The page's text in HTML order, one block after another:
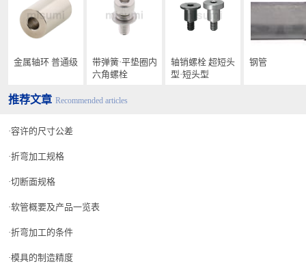
1.2 －
1.6
2.3
2.0
6.0
金属轴环 普通级
带弹簧·平垫圈内
六角螺栓
轴销螺栓 超短头
型·短头型
钢管
推荐文章 Recommended articles
容许的尺寸公差
折弯加工规格
切断面规格
软管概要及产品一览表
折弯加工的条件
模具的制造精度